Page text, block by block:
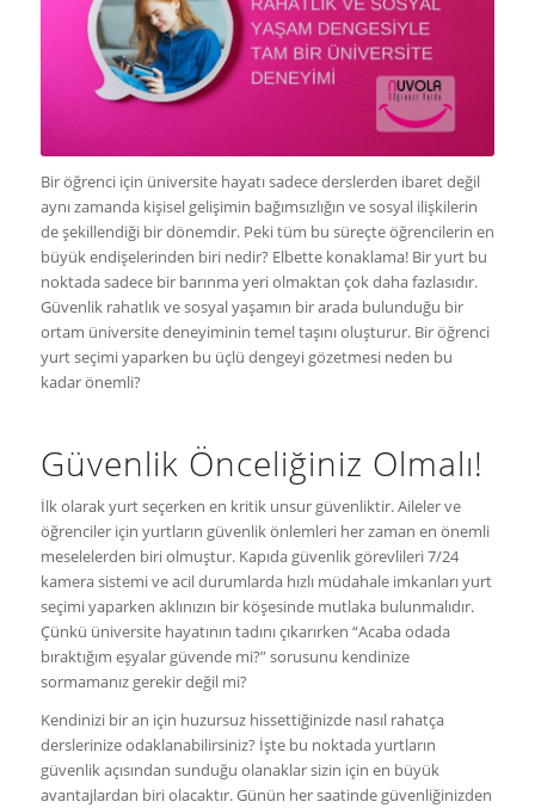
Bir öğrenci için üniversite hayatı sadece derslerden ibaret değil
aynı zamanda kişisel gelişimin bağımsızlığın ve sosyal ilişkilerin
de şekillendiği bir dönemdir. Peki tüm bu süreçte öğrencilerin en
büyük endişelerinden biri nedir? Elbette konaklama! Bir yurt bu
noktada sadece bir barınma yeri olmaktan çok daha fazlasıdır.
Güvenlik rahatlık ve sosyal yaşamın bir arada bulunduğu bir
ortam üniversite deneyiminin temel taşını oluşturur. Bir öğrenci
yurt seçimi yaparken bu üçlü dengeyi gözetmesi neden bu
kadar önemli?
Güvenlik Önceliğiniz Olmalı!
İlk olarak yurt seçerken en kritik unsur güvenliktir. Aileler ve
öğrenciler için yurtların güvenlik önlemleri her zaman en önemli
meselelerden biri olmuştur. Kapıda güvenlik görevlileri 7/24
kamera sistemi ve acil durumlarda hızlı müdahale imkanları yurt
seçimi yaparken aklınızın bir köşesinde mutlaka bulunmalıdır.
Çünkü üniversite hayatının tadını çıkarırken “Acaba odada
bıraktığım eşyalar güvende mi?” sorusunu kendinize
sormamanız gerekir değil mi?
Kendinizi bir an için huzursuz hissettiğinizde nasıl rahatça
derslerinize odaklanabilirsiniz? İşte bu noktada yurtların
güvenlik açısından sunduğu olanaklar sizin için en büyük
avantajlardan biri olacaktır. Günün her saatinde güvenliğinizden